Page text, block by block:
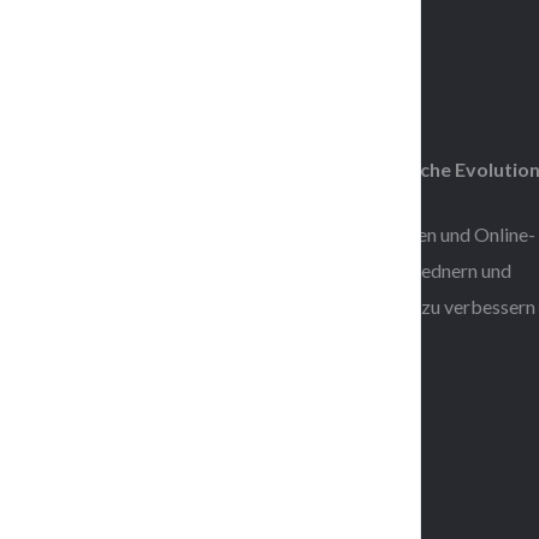
*Die Konferenz über Bewusstsein und menschliche Evolution
Wir veranstalten lebensverändernde Veranstaltungen und Online-
Trainingsprogramme mit international bekannten Rednern und
Bestseller-Autoren, um Ihre spirituelle Entwicklung zu verbessern